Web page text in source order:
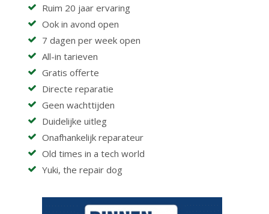
Ruim 20 jaar ervaring
Ook in avond open
7 dagen per week open
All-in tarieven
Gratis offerte
Directe reparatie
Geen wachttijden
Duidelijke uitleg
Onafhankelijk reparateur
Old times in a tech world
Yuki, the repair dog